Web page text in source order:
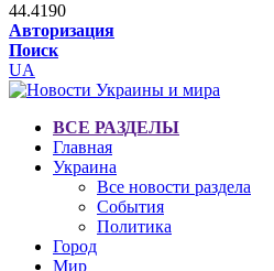
44.4190
Авторизация
Поиск
UA
ВСЕ РАЗДЕЛЫ
Главная
Украина
Все новости раздела
События
Политика
Город
Мир